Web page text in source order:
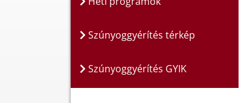
Szúnyoggyérítés térkép
Szúnyoggyérítés GYIK